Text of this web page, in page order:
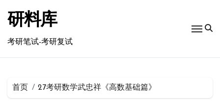
研料库
考研笔试-考研复试
首页 27考研数学武忠祥《高数基础篇》